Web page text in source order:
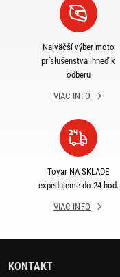
Najväčší výber moto
príslušenstva ihneď k
odberu
VIAC INFO
Tovar NA SKLADE
expedujeme do 24 hod.
VIAC INFO
KONTAKT